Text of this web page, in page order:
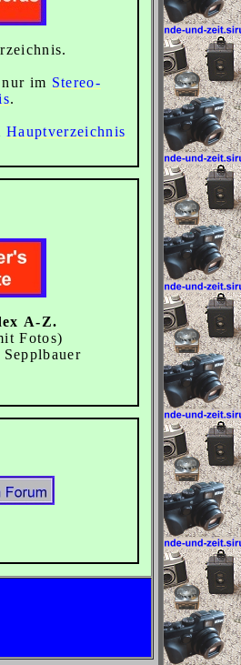
nur im Stereo-
.
Hauptverzeichnis
A-Z.
Fotos)